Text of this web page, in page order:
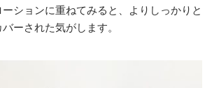
ションに重ねてみると、よりしっかりと
ーされた気がします。